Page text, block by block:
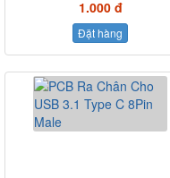
1.000 đ
Đặt hàng